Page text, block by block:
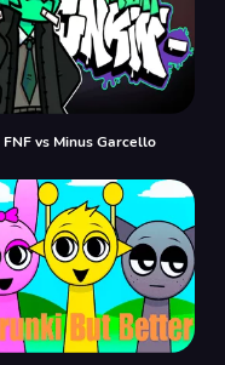
FNF vs Minus Garcello